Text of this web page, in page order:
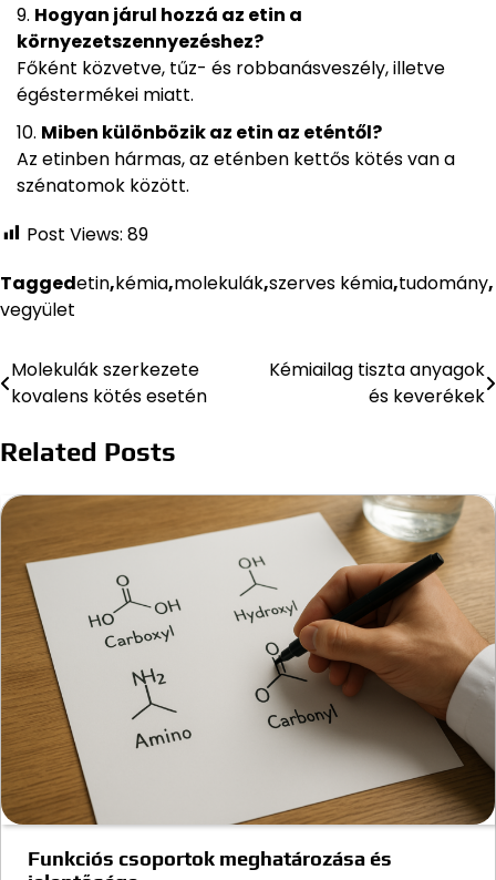
Hogyan járul hozzá az etin a
környezetszennyezéshez?
Főként közvetve, tűz- és robbanásveszély, illetve
égéstermékei miatt.
Miben különbözik az etin az eténtől?
Az etinben hármas, az eténben kettős kötés van a
szénatomok között.
Post Views: 89
Taggedetin,kémia,molekulák,szerves kémia,tudomány,
vegyület
Bejegyzés
Molekulák szerkezete
kovalens kötés esetén
Kémiailag tiszta anyagok
és keverékek
Related Posts
Funkciós csoportok meghatározása és